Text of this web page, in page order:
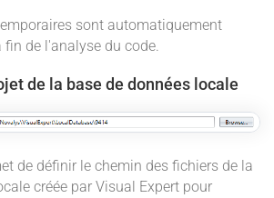
sont automatiquement
de l'analyse du code.
de la base de données locale
de définir le chemin des fichiers de la
créée par Visual Expert pour